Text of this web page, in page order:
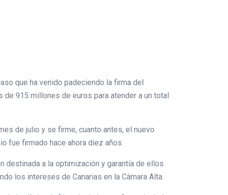
que ha venido padeciendo la firma del
915 millones de euros para atender a un total
de julio y se firme, cuanto antes, el nuevo
fue firmado hace ahora diez años.
destinada a la optimización y garantía de ellos
los intereses de Canarias en la Cámara Alta.